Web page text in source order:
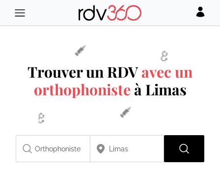
Trouver un RDVavec un
orthophoniste à Limas